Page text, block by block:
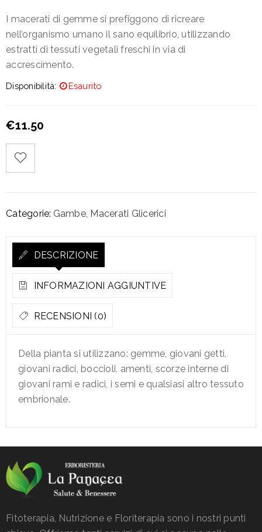
I macerati di gemme si prefiggono di ricreare
nell’organismo umano il sano equilibrio, utilizzando
estratti di tessuti vegetali freschi in via di
accrescimento.
Disponibilità: Esaurito
€11.50
Categorie: Gambe, Macerati Glicerici
DESCRIZIONE
INFORMAZIONI AGGIUNTIVE
RECENSIONI (0)
Della pianta si utilizzano: gemme, giovani getti,
giovani radici, boccioli, amenti, scorze interne di
giovani rami e radici, i semi e qualsiasi altro tessuto
embrionale.
Fitoterapia, Nutrizione e Floriterapia sono i nostri punti